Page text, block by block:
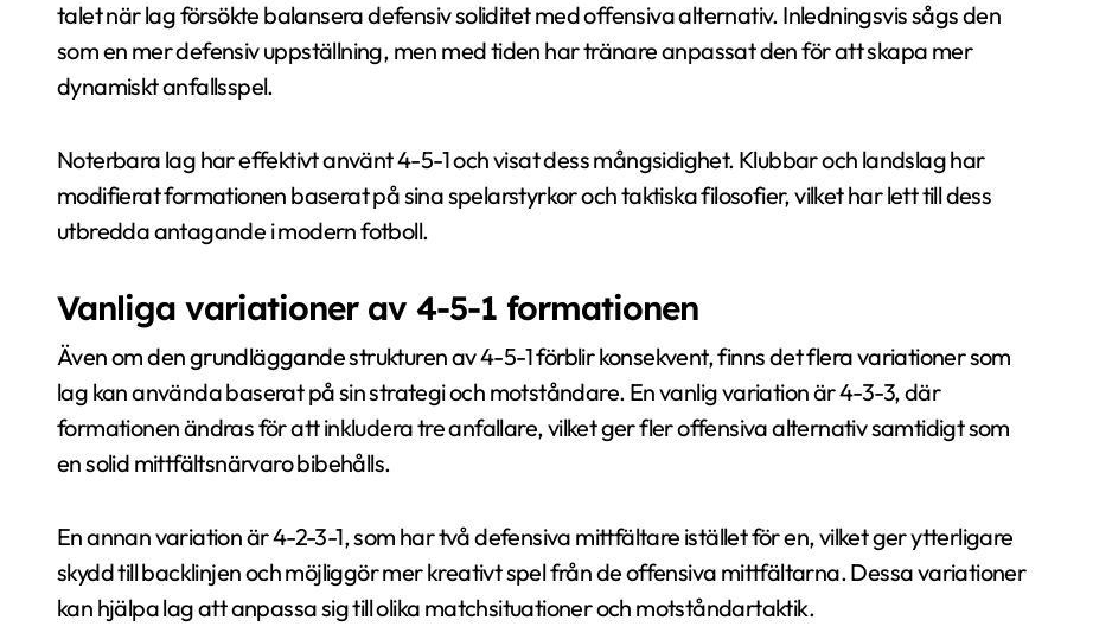
talet när lag försökte balansera defensiv soliditet med offensiva alternativ. Inledningsvis sågs den
som en mer defensiv uppställning, men med tiden har tränare anpassat den för att skapa mer
dynamiskt anfallsspel.
Noterbara lag har effektivt använt 4-5-1 och visat dess mångsidighet. Klubbar och landslag har
modifierat formationen baserat på sina spelarstyrkor och taktiska filosofier, vilket har lett till dess
utbredda antagande i modern fotboll.
Vanliga variationer av 4-5-1 formationen
Även om den grundläggande strukturen av 4-5-1 förblir konsekvent, finns det flera variationer som
lag kan använda baserat på sin strategi och motståndare. En vanlig variation är 4-3-3, där
formationen ändras för att inkludera tre anfallare, vilket ger fler offensiva alternativ samtidigt som
en solid mittfältsnärvaro bibehålls.
En annan variation är 4-2-3-1, som har två defensiva mittfältare istället för en, vilket ger ytterligare
skydd till backlinjen och möjliggör mer kreativt spel från de offensiva mittfältarna. Dessa variationer
kan hjälpa lag att anpassa sig till olika matchsituationer och motståndartaktik.